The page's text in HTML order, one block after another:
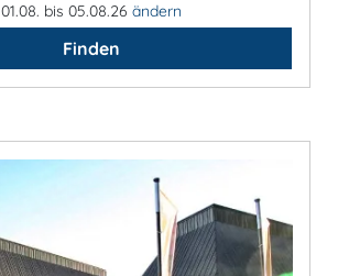
01.08. bis 05.08.26 ändern
Finden